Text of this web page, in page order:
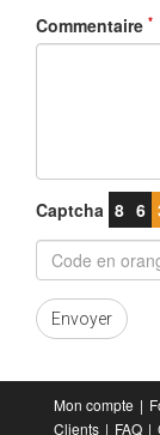
Commentaire *
Captcha 8 6
Envoyer
Mon compte
Clients
FAQ